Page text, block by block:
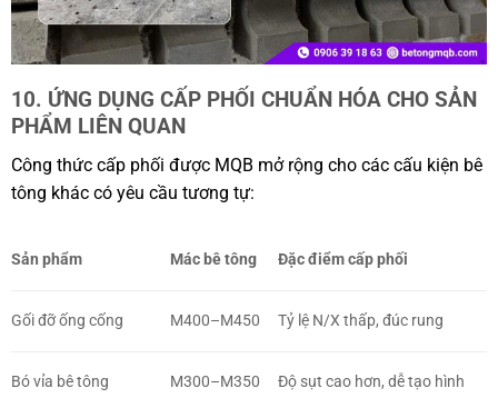
10. ỨNG DỤNG CẤP PHỐI CHUẨN HÓA CHO SẢN
PHẨM LIÊN QUAN
Công thức cấp phối được MQB mở rộng cho các cấu kiện bê
tông khác có yêu cầu tương tự:
Sản phẩm Mác bê tông Đặc điểm cấp phối
Gối đỡ ống cống M400–M450 Tỷ lệ N/X thấp, đúc rung
Bó vỉa bê tông M300–M350 Độ sụt cao hơn, dễ tạo hình